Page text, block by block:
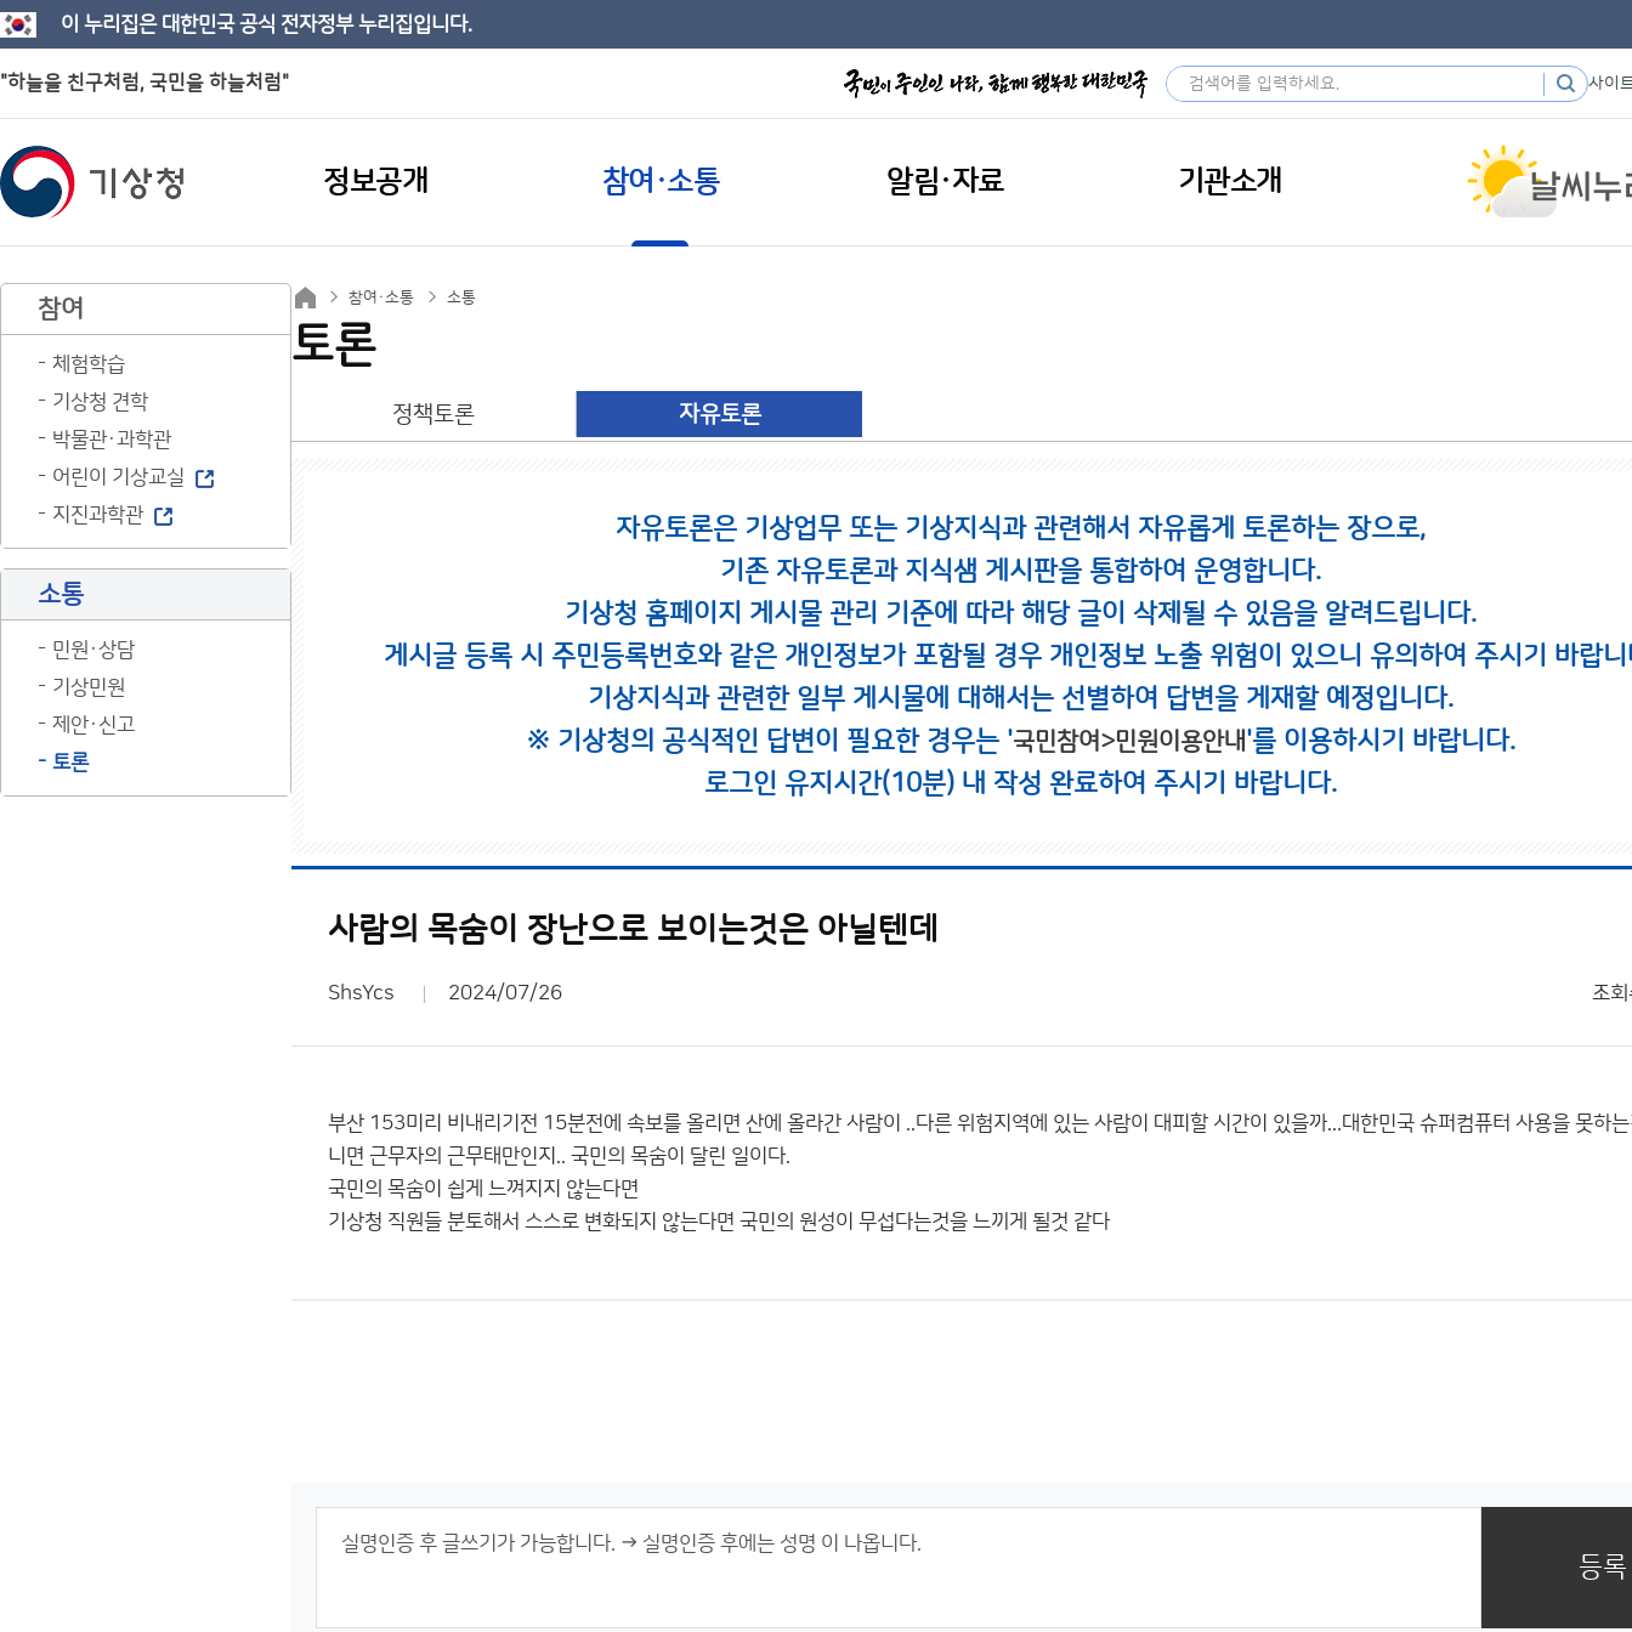
이 누리집은 대한민국 공식 전자정부 누리집입니다.
"하늘을 친구처럼, 국민을 하늘처럼" 사이
정보공개 참여·소통 알림·자료 기관소개
참여
체험학습
기상청 견학
박물관·과학관
어린이 기상교실
지진과학관
소통
민원·상담
기상민원
제안·신고
토론
참여·소통 소통
토론
정책토론 자유토론
자유토론은 기상업무 또는 기상지식과 관련해서 자유롭게 토론하는 장으로,
기존 자유토론과 지식샘 게시판을 통합하여 운영합니다.
기상청 홈페이지 게시물 관리 기준에 따라 해당 글이 삭제될 수 있음을 알려드립니다.
게시글 등록 시 주민등록번호와 같은 개인정보가 포함될 경우 개인정보 노출 위험이 있으니 유의하여 주시기 바랍니
기상지식과 관련한 일부 게시물에 대해서는 선별하여 답변을 게재할 예정입니다.
※ 기상청의 공식적인 답변이 필요한 경우는 '국민참여>민원이용안내'를 이용하시기 바랍니다.
로그인 유지시간(10분) 내 작성 완료하여 주시기 바랍니다.
사람의 목숨이 장난으로 보이는것은 아닐텐데
ShsYcs 2024/07/26 조회
부산 153미리 비내리기전 15분전에 속보를 올리면 산에 올라간 사람이 ..다른 위험지역에 있는 사람이 대피할 시간이 있을까...대한민국 슈퍼컴퓨터 사용을 못하
니면 근무자의 근무태만인지.. 국민의 목숨이 달린 일이다.
국민의 목숨이 쉽게 느껴지지 않는다면
기상청 직원들 분토해서 스스로 변화되지 않는다면 국민의 원성이 무섭다는것을 느끼게 될것 같다
등록